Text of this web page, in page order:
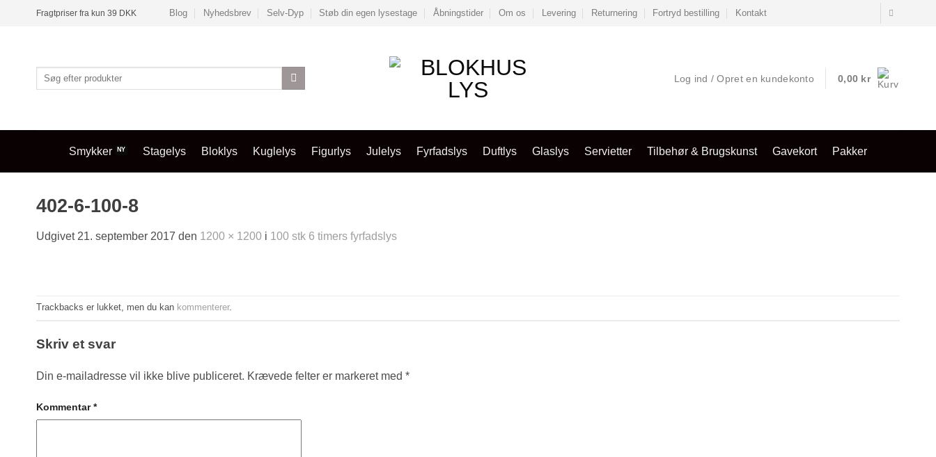
Fragtpriser fra kun 39 DKK Blog Nyhedsbrev Selv-Dyp Støb din egen lysestage Åbningstider Om os Levering Returnering Fortryd bestilling Kontakt
Søg
efter:
Log ind / Opret en kundekonto 0,00 kr
Smykker Stagelys Bloklys Kuglelys Figurlys Julelys Fyrfadslys Duftlys Glaslys Servietter Tilbehør & Brugskunst Gavekort Pakker
402-6-100-8
Udgivet 21. september 2017 den 1200 × 1200 i 100 stk 6 timers fyrfadslys
Trackbacks er lukket, men du kan kommenterer.
Skriv et svar
Din e-mailadresse vil ikke blive publiceret. Krævede felter er markeret med *
Kommentar*